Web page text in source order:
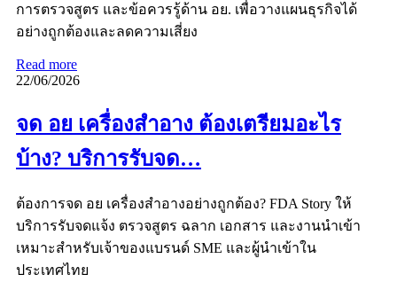
การตรวจสูตร และข้อควรรู้ด้าน อย. เพื่อวางแผนธุรกิจได้
อย่างถูกต้องและลดความเสี่ยง
Read more
22/06/2026
จด อย เครื่องสำอาง ต้องเตรียมอะไร
บ้าง? บริการรับจด…
ต้องการจด อย เครื่องสำอางอย่างถูกต้อง? FDA Story ให้
บริการรับจดแจ้ง ตรวจสูตร ฉลาก เอกสาร และงานนำเข้า
เหมาะสำหรับเจ้าของแบรนด์ SME และผู้นำเข้าใน
ประเทศไทย